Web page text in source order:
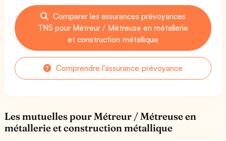
Comparer les assurances prévoyances
TNS pour Métreur / Métreuse en métallerie
et construction métallique
Comprendre l'assurance prévoyance
Les mutuelles pour Métreur / Métreuse en
métallerie et construction métallique